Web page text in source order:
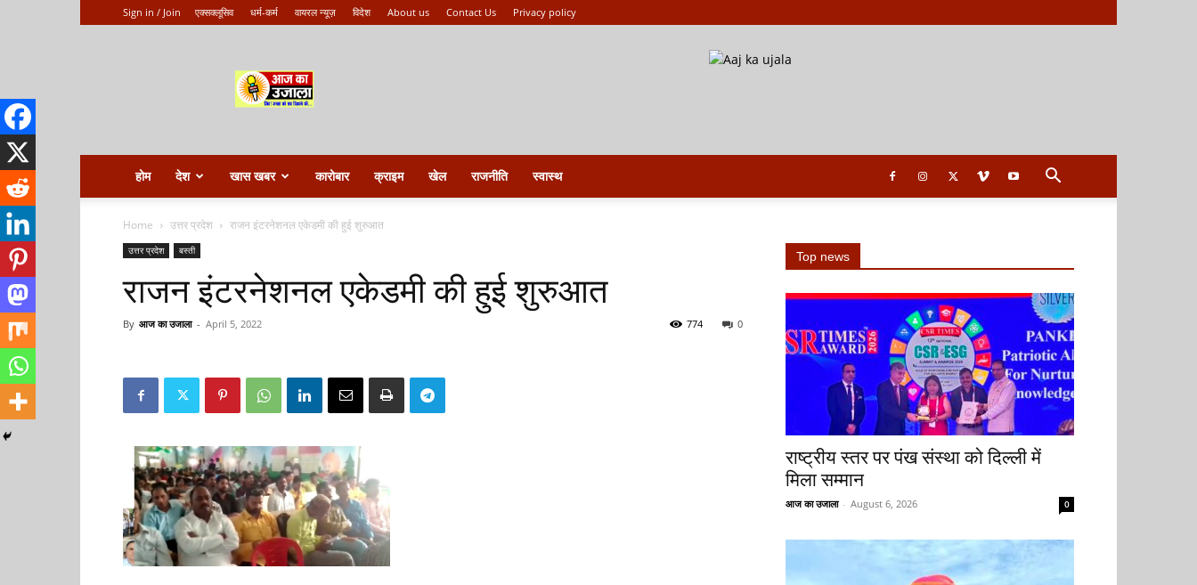
Sign in / Join एक्सक्लूसिव धर्म-कर्म वायरल न्यूज़ विदेश About us Contact Us Privacy policy
ka
ujala
होम देश खास खबर कारोबार क्राइम खेल राजनीति स्वास्थ
Home उत्तर प्रदेश राजन इंटरनेशनल एकेडमी की हुई शुरुआत
उत्तर प्रदेश बस्ती
राजन इंटरनेशनल एकेडमी की हुई शुरुआत
By आज का उजाला - April 5, 2022 0
774
Top news
राष्ट्रीय स्तर पर पंख संस्था को दिल्ली में
मिला सम्मान
आज का उजाला - August 6, 2026 0